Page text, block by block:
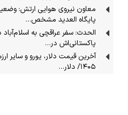
معاون نیروی هوایی ارتش:
پایگاه العدید مشخص…
الحدث: سفر عراقچی به
پاکستانی‌اش در…
۱۴۰۵/ دلار…